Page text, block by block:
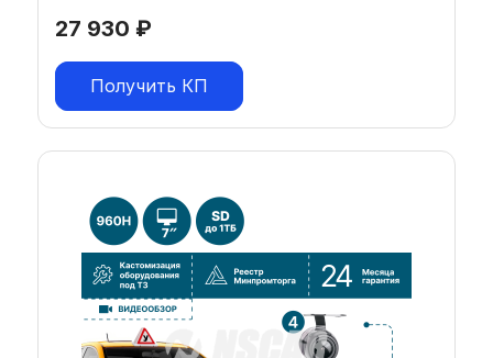
27 930 ₽
Получить КП